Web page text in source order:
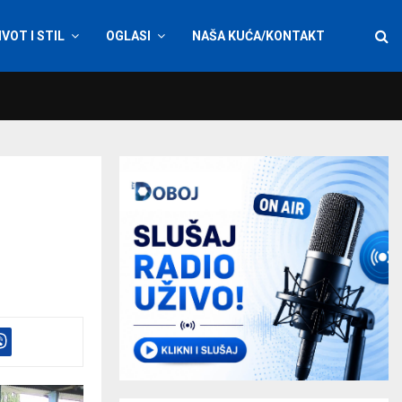
I STIL OGLASI NAŠA KUĆA/KONTAKT